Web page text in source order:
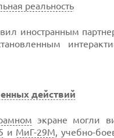
реальность
иностранным
действий
экране могли
и МиГ-29М, учебно-